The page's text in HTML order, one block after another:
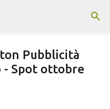
principali
Pubblicità
- Spot ottobre